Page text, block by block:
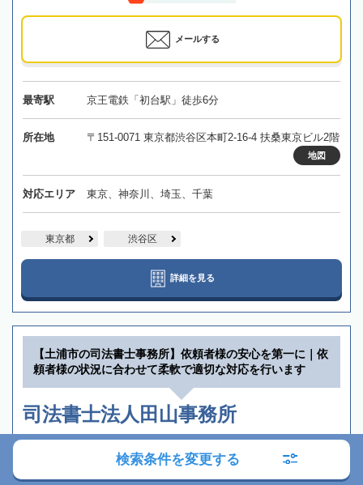
メールする
最寄駅 京王電鉄「初台駅」徒歩6分
所在地 〒151-0071 東京都渋谷区本町2-16-4 扶桑東京ビル2階
地図
対応エリア 東京、神奈川、埼玉、千葉
東京都 渋谷区
詳細を見る
【土浦市の司法書士事務所】依頼者様の安心を第一に｜依
頼者様の状況に合わせて柔軟で適切な対応を行います
司法書士法人田山事務所
検索条件を変更する